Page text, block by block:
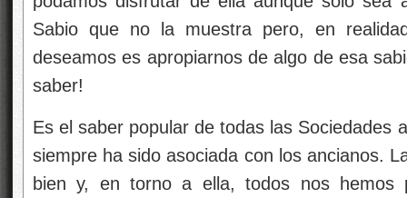
Sabio que no la muestra pero, en
deseamos es apropiarnos de algo de esa
saber!
Es el saber popular de todas las Sociedades
siempre ha sido asociada con los ancianos.
bien y, en torno a ella, todos nos hemos